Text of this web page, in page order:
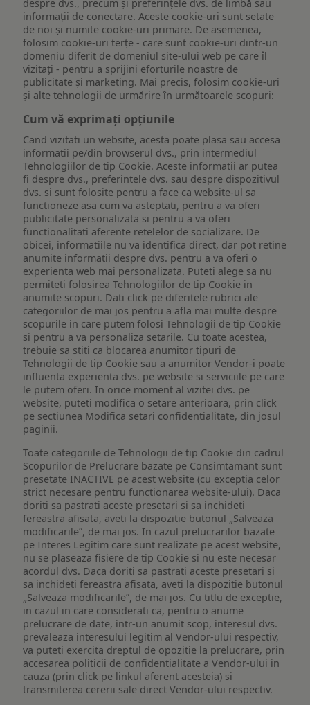
despre dvs., precum și preferințele dvs. de limbă sau
informații de conectare. Aceste cookie-uri sunt setate
de noi și numite cookie-uri primare. De asemenea,
folosim cookie-uri terțe - care sunt cookie-uri dintr-un
domeniu diferit de domeniul site-ului web pe care îl
vizitați - pentru a sprijini eforturile noastre de
publicitate și marketing. Mai precis, folosim cookie-uri
și alte tehnologii de urmărire în următoarele scopuri:
Cum vă exprimați opțiunile
Cand vizitati un website, acesta poate plasa sau accesa
informatii pe/din browserul dvs., prin intermediul
Tehnologiilor de tip Cookie. Aceste informatii ar putea
fi despre dvs., preferintele dvs. sau despre dispozitivul
dvs. si sunt folosite pentru a face ca website-ul sa
functioneze asa cum va asteptati, pentru a va oferi
publicitate personalizata si pentru a va oferi
functionalitati aferente retelelor de socializare. De
obicei, informatiile nu va identifica direct, dar pot retine
anumite informatii despre dvs. pentru a va oferi o
experienta web mai personalizata. Puteti alege sa nu
permiteti folosirea Tehnologiilor de tip Cookie in
anumite scopuri. Dati click pe diferitele rubrici ale
categoriilor de mai jos pentru a afla mai multe despre
scopurile in care putem folosi Tehnologii de tip Cookie
si pentru a va personaliza setarile. Cu toate acestea,
trebuie sa stiti ca blocarea anumitor tipuri de
Tehnologii de tip Cookie sau a anumitor Vendor-i poate
influenta experienta dvs. pe website si serviciile pe care
le putem oferi. In orice moment al vizitei dvs. pe
website, puteti modifica o setare anterioara, prin click
pe sectiunea Modifica setari confidentialitate, din josul
paginii.
Toate categoriile de Tehnologii de tip Cookie din cadrul
Scopurilor de Prelucrare bazate pe Consimtamant sunt
presetate INACTIVE pe acest website (cu exceptia celor
strict necesare pentru functionarea website-ului). Daca
doriti sa pastrati aceste presetari si sa inchideti
fereastra afisata, aveti la dispozitie butonul „Salveaza
modificarile”, de mai jos. In cazul prelucrarilor bazate
pe Interes Legitim care sunt realizate pe acest website,
nu se plaseaza fisiere de tip Cookie si nu este necesar
acordul dvs. Daca doriti sa pastrati aceste presetari si
sa inchideti fereastra afisata, aveti la dispozitie butonul
„Salveaza modificarile”, de mai jos. Cu titlu de exceptie,
in cazul in care considerati ca, pentru o anume
prelucrare de date, intr-un anumit scop, interesul dvs.
prevaleaza interesului legitim al Vendor-ului respectiv,
va puteti exercita dreptul de opozitie la prelucrare, prin
accesarea politicii de confidentialitate a Vendor-ului in
cauza (prin click pe linkul aferent acesteia) si
transmiterea cererii sale direct Vendor-ului respectiv.